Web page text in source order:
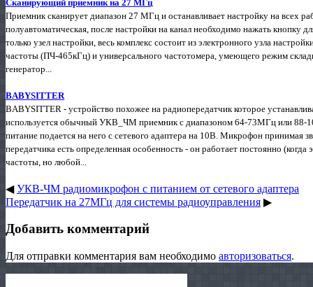
Сканирующий приемник на 27 МГц
Приемник сканирует диапазон 27 МГц и останавливает настройку на всех
полуавтоматическая, после настройки на канал необходимо нажать кнопку
только узел настройки, весь комплекс состоит из электронного узла
частоты (ПЧ-465кГц) и универсального частотомера, умеющего режим
генератор...
BABYSITTER
BABYSITTER - устройство похожее на радиопередатчик которое
используется обычный УКВ_ЧМ приемник с диапазоном 64-73МГц или 88-
питание подается на него с сетевого адаптера на 10В. Микрофон принимая
передатчика есть определенная особенность - он работает постоянно
частоты, но любой...
◀УКВ-ЧМ радиомикрофон с питанием от сетевого адаптера
Передатчик на 27МГц для системы радиоуправления ▶
Добавить комментарий
Для отправки комментария вам необходимо авторизоваться.